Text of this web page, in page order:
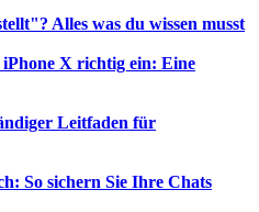
Alles was du wissen musst
X richtig ein: Eine
Leitfaden für
So sichern Sie Ihre Chats